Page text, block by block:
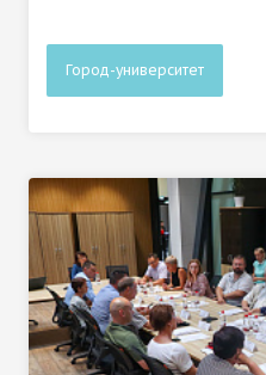
Город-университет